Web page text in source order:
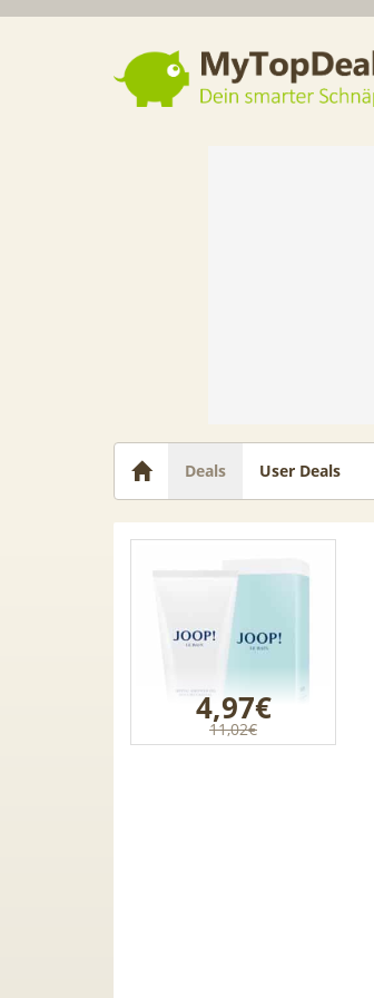
Dein smarter Schnäppchenberater
Deals User Deals
4,97€
11,02€